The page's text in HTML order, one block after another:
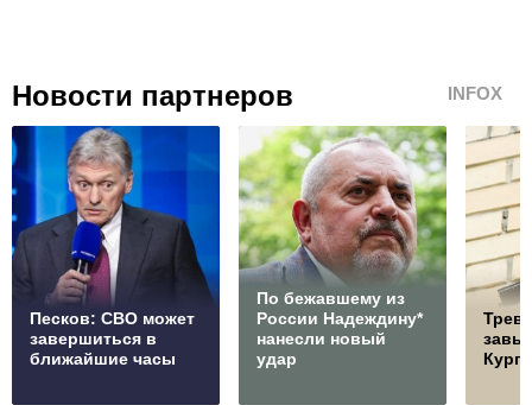
Новости партнеров INFOX
Песков: СВО может
завершиться в
ближайшие часы
По бежавшему из
России Надеждину*
нанесли новый
удар